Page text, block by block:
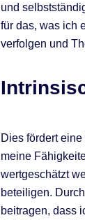
und
für das, was ich
verfolgen und
Dies fördert
meine
wertgeschätzt
beteiligen.
beitragen, dass